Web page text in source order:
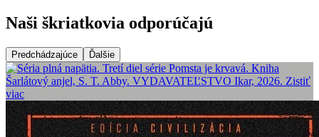
Naši škriatkovia odporúčajú
Predchádzajúce Ďalšie